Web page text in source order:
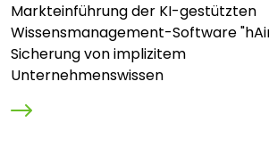
Markteinführung der KI-gestützten
Wissensmanagement-Software
Sicherung von implizitem
Unternehmenswissen